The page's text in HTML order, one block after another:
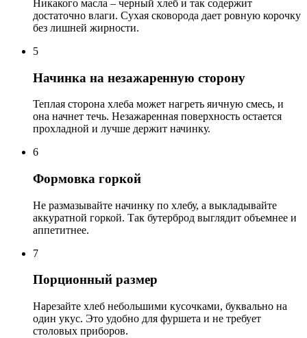
Никакого масла – черный хлеб и так содержит
достаточно влаги. Сухая сковорода дает ровную корочку
без лишней жирности.
5
Начинка на незажаренную сторону
Теплая сторона хлеба может нагреть яичную смесь, и
она начнет течь. Незажаренная поверхность остается
прохладной и лучше держит начинку.
6
Формовка горкой
Не размазывайте начинку по хлебу, а выкладывайте
аккуратной горкой. Так бутерброд выглядит объемнее и
аппетитнее.
7
Порционный размер
Нарезайте хлеб небольшими кусочками, буквально на
один укус. Это удобно для фуршета и не требует
столовых приборов.